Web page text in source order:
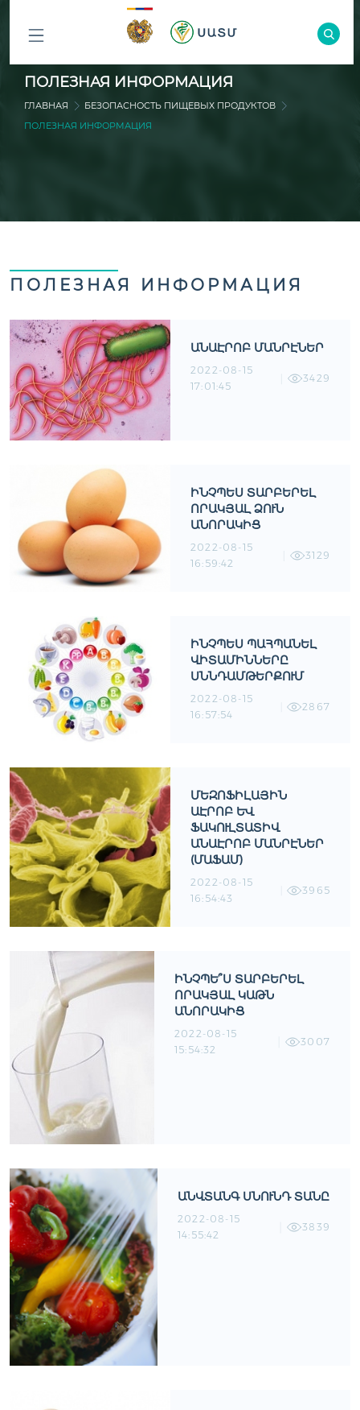
ԲՈԼՈՐ
ԲԱԺԻՆՆԵՐԸ
ПОЛЕЗНАЯ ИНФОРМАЦИЯ
ГЛАВНАЯ
БЕЗОПАСНОСТЬ ПИЩЕВЫХ ПРОДУКТОВ
ПОЛЕЗНАЯ ИНФОРМАЦИЯ
ПОЛЕЗНАЯ ИНФОРМАЦИЯ
ԱՆԱԷՐՈԲ ՄԱՆՐԷՆԵՐ
2022-08-15
17:01:45
3429
ԻՆՉՊԵՍ ՏԱՐԲԵՐԵԼ
ՈՐԱԿՅԱԼ ՁՈՒՆ
ԱՆՈՐԱԿԻՑ
2022-08-15
16:59:42
3129
ԻՆՉՊԵՍ ՊԱՀՊԱՆԵԼ
ՎԻՏԱՄԻՆՆԵՐԸ
ՍՆՆԴԱՄԹԵՐՔՈՒՄ
2022-08-15
16:57:54
2867
ՄԵԶՈՖԻԼԱՅԻՆ
ԱԷՐՈԲ ԵՒ Ֆ
ԱԿՈՒԼՏԱՏԻՎ Ա
ՆԱԷՐՈԲ ՄԱՆՐԷՆԵՐ (
ՄԱՖԱՄ)
2022-08-15
16:54:43
3965
ԻՆՉՊԵ՞Ս ՏԱՐԲԵՐԵԼ
ՈՐԱԿՅԱԼ ԿԱԹՆ
ԱՆՈՐԱԿԻՑ
2022-08-15
15:54:32
3007
ԱՆՎՏԱՆԳ ՍՆՈՒՆԴ ՏԱՆԸ
2022-08-15
14:55:42
3839